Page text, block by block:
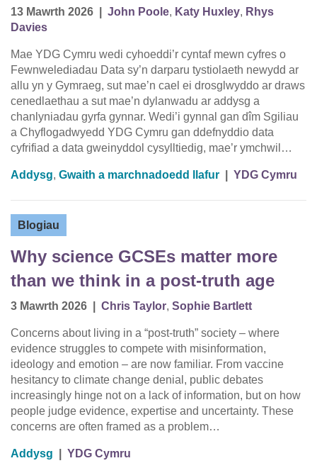
13 Mawrth 2026 John Poole, Katy Huxley, Rhys
Davies
Mae YDG Cymru wedi cyhoeddi’r cyntaf mewn cyfres o
Fewnwelediadau Data sy’n darparu tystiolaeth newydd ar
allu yn y Gymraeg, sut mae’n cael ei drosglwyddo ar draws
cenedlaethau a sut mae’n dylanwadu ar addysg a
chanlyniadau gyrfa gynnar. Wedi’i gynnal gan dîm Sgiliau
a Chyflogadwyedd YDG Cymru gan ddefnyddio data
cyfrifiad a data gweinyddol cysylltiedig, mae’r ymchwil…
Addysg, Gwaith a marchnadoedd llafur YDG Cymru
Blogiau
Why science GCSEs matter more
than we think in a post‑truth age
3 Mawrth 2026 Chris Taylor, Sophie Bartlett
Concerns about living in a “post-truth” society – where
evidence struggles to compete with misinformation,
ideology and emotion – are now familiar. From vaccine
hesitancy to climate change denial, public debates
increasingly hinge not on a lack of information, but on how
people judge evidence, expertise and uncertainty. These
concerns are often framed as a problem…
Addysg YDG Cymru